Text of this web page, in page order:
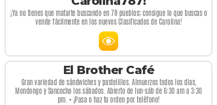
¡Ya no tienes que matarte buscando en 78 pueblos; consigue lo que buscas o
vende fácilmente en los nuevos Clasificados de Carolina!
El Brother Café
Gran variedad de sándwiches y pastelillos. Almuerzos todos los días,
Mondongo y Sancocho los sábados. Abierto de lun-sáb de 6:30 am a 3:30
pm. • ¡Pasa o haz tu orden por teléfono!